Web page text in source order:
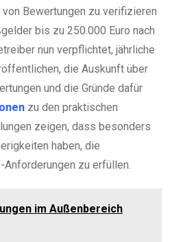
Bewertungen zu verifizieren
bis zu 250.000 Euro nach
nun verpflichtet, jährliche
die Auskunft über
und die Gründe dafür
zu den praktischen
zeigen, dass besonders
haben, die
zu erfüllen.
im Außenbereich